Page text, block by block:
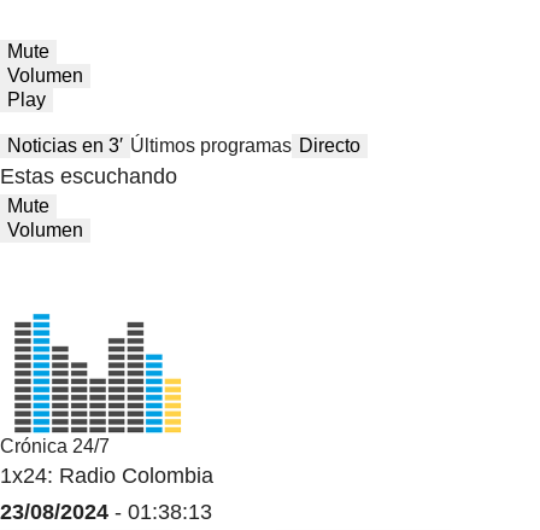
Mute
Volumen
Play
Noticias en 3′ Últimos programas Directo
Estas escuchando
Mute
Volumen
Crónica 24/7
1x24: Radio Colombia
23/08/2024 - 01:38:13